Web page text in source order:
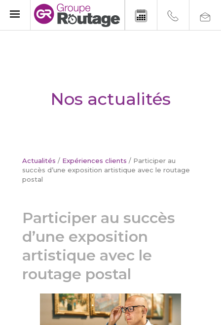
Nos actualités
Actualités / Expériences clients / Participer au
succès d’une exposition artistique avec le routage
postal
Participer au succès
d’une exposition
artistique avec le
routage postal